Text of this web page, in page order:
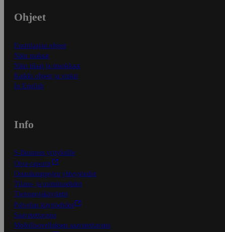
Ohjeet
Ensitilaajan ohjeet
Näin maksat
Näin tilaat ja muokkaat
Kaikki ohjeet ja vinkit
In English
Info
S-Business yrityksille
Oiva-raportit
Osuuskauppojen yhteystiedot
Tilaus- ja toimitusehdot
Tietosuojakäytäntö
Palvelun käyttöehdot
Saavutettavuus
Mobiilisovelluksen saavutettavuus